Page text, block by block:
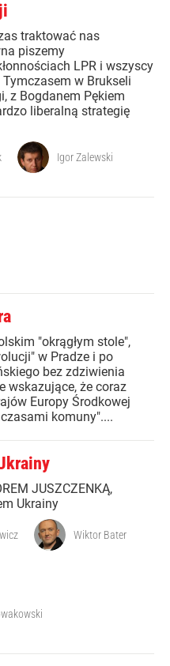
traktować nas
piszemy
LPR i wszyscy
w Brukseli
z Bogdanem Pękiem
liberalną strategię
Igor Zalewski
"okrągłym stole",
w Pradze i po
bez zdziwienia
wskazujące, że coraz
Europy Środkowej
komuny"....
JUSZCZENKĄ,
Ukrainy
Wiktor Bater